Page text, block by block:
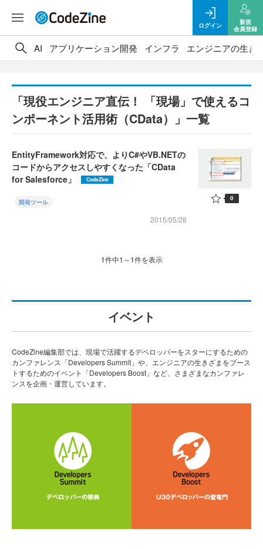
ログイン
新規
会員登録
AI アプリケーション開発 インフラ エンジニアの生き
「現役エンジニア直伝！ 「現場」で使えるコ
ンポーネント活用術（CData）」一覧
EntityFramework対応で、よりC#やVB.NETの
コードからアクセスしやすくなった「CData
for Salesforce」
CodeZine
開発ツール
2015/05/28
0
1件中1～1件を表示
イベント
CodeZine編集部では、現場で活躍するデベロッパーをスターにするための
カンファレンス「Developers Summit」や、エンジニアの生きざまをブース
トするためのイベント「Developers Boost」など、さまざまなカンファレ
ンスを企画・運営しています。